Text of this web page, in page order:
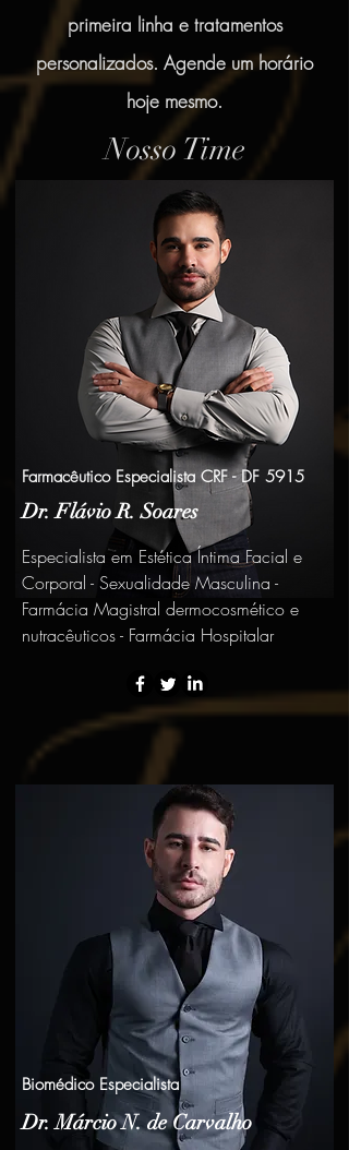
Farmacêutico Especialista CRF - DF 5915
Dr. Flávio R. Soares
Especialista em Estética Íntima Facial e
Corporal - Sexualidade Masculina -
Farmácia Magistral dermocosmético e
nutracêuticos - Farmácia Hospitalar
Biomédico Especialista
Dr. Márcio N. de Carvalho
primeira linha e tratamentos
personalizados. Agende um horário
hoje mesmo.
Nosso Time